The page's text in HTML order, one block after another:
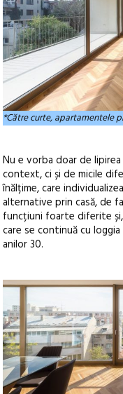
*Către curte, apartamentele
Nu e vorba doar de
context, ci și de micile
înălțime, care
alternative prin casă, de
funcțiuni foarte diferite
care se continuă cu
anilor 30.